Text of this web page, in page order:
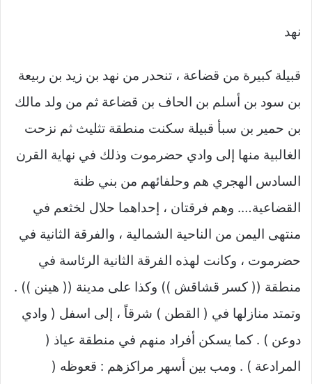
نهد
قبيلة كبيرة من قضاعة ، تنحدر من نهد بن زيد بن ربيعة
بن سود بن أسلم بن الحاف بن قضاعة ثم من ولد مالك
بن حمير بن سبأ قبيلة سكنت منطقة تثليث ثم نزحت
الغالبية منها إلى وادي حضرموت وذلك في نهاية القرن
السادس الهجري هم وحلفائهم من بني ظنة
القضاعية…. وهم فرقتان ، إحداهما حلال لخثعم في
منتهى اليمن من الناحية الشمالية ، والفرقة الثانية في
حضرموت ، وكانت لهذه الفرقة الثانية الرئاسة في
منطقة (( كسر قشاقش )) وكذا على مدينة (( هينن )) .
وتمتد منازلها في ( القطن ) شرقاً ، إلى اسفل ( وادي
دوعن ) . كما يسكن أفراد منهم في منطقة عياذ (
المرادعة ) . ومب بين أسهر مراكزهم : قعوظه (